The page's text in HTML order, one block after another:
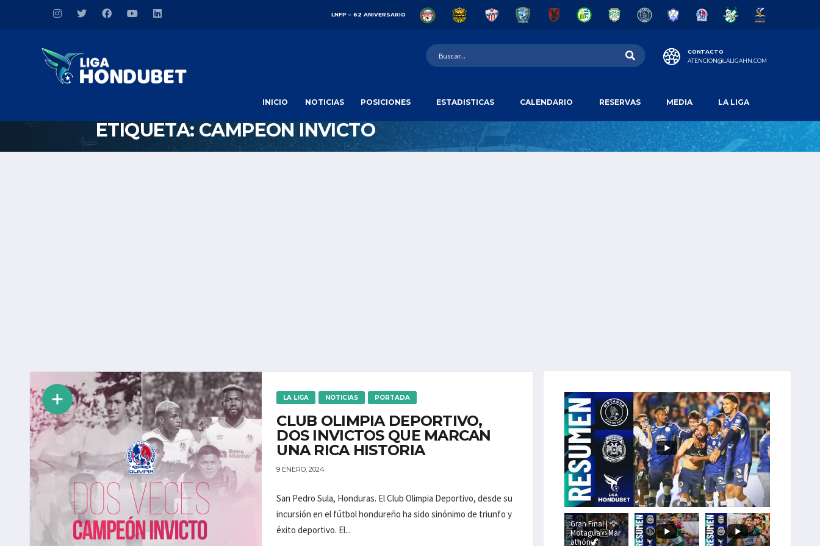
LNFP – 62 ANIVERSARIO
CONTACTO
ATENCION@LALIGAHN.COM
INICIO NOTICIAS POSICIONES ESTADISTICAS CALENDARIO RESERVAS MEDIA LA LIGA
ETIQUETA: CAMPEON INVICTO
LA LIGA NOTICIAS PORTADA
CLUB OLIMPIA DEPORTIVO,
DOS INVICTOS QUE MARCAN
UNA RICA HISTORIA
9 ENERO, 2024
San Pedro Sula, Honduras. El Club Olimpia Deportivo, desde su
incursión en el fútbol hondureño ha sido sinónimo de triunfo y
éxito deportivo. El...
Gran Final | 🦅
Motagua🆚Mar
athón🦖